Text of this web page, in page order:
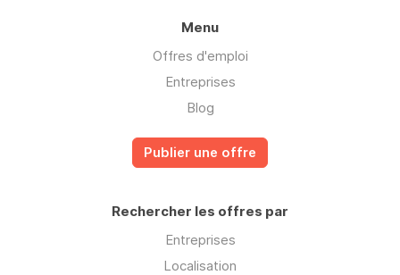
Menu
Offres d'emploi
Entreprises
Blog
Publier une offre
Rechercher les offres par
Entreprises
Localisation